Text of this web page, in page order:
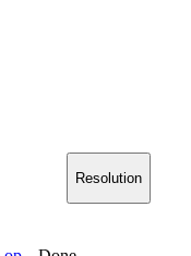
Resolution